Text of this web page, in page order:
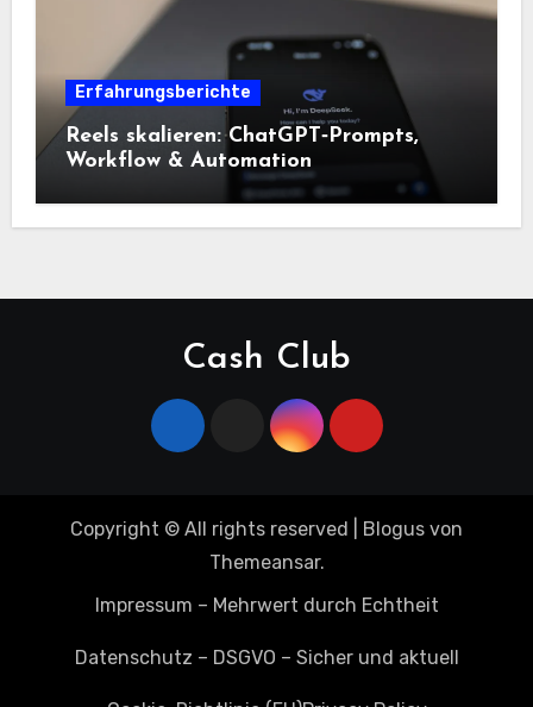
Erfahrungsberichte
Reels skalieren: ChatGPT‑Prompts,
Workflow & Automation
Cash Club
Copyright © All rights reserved Blogus von
Themeansar.
Impressum – Mehrwert durch Echtheit
Datenschutz – DSGVO – Sicher und aktuell